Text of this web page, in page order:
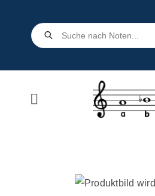
Products
search
Toggle